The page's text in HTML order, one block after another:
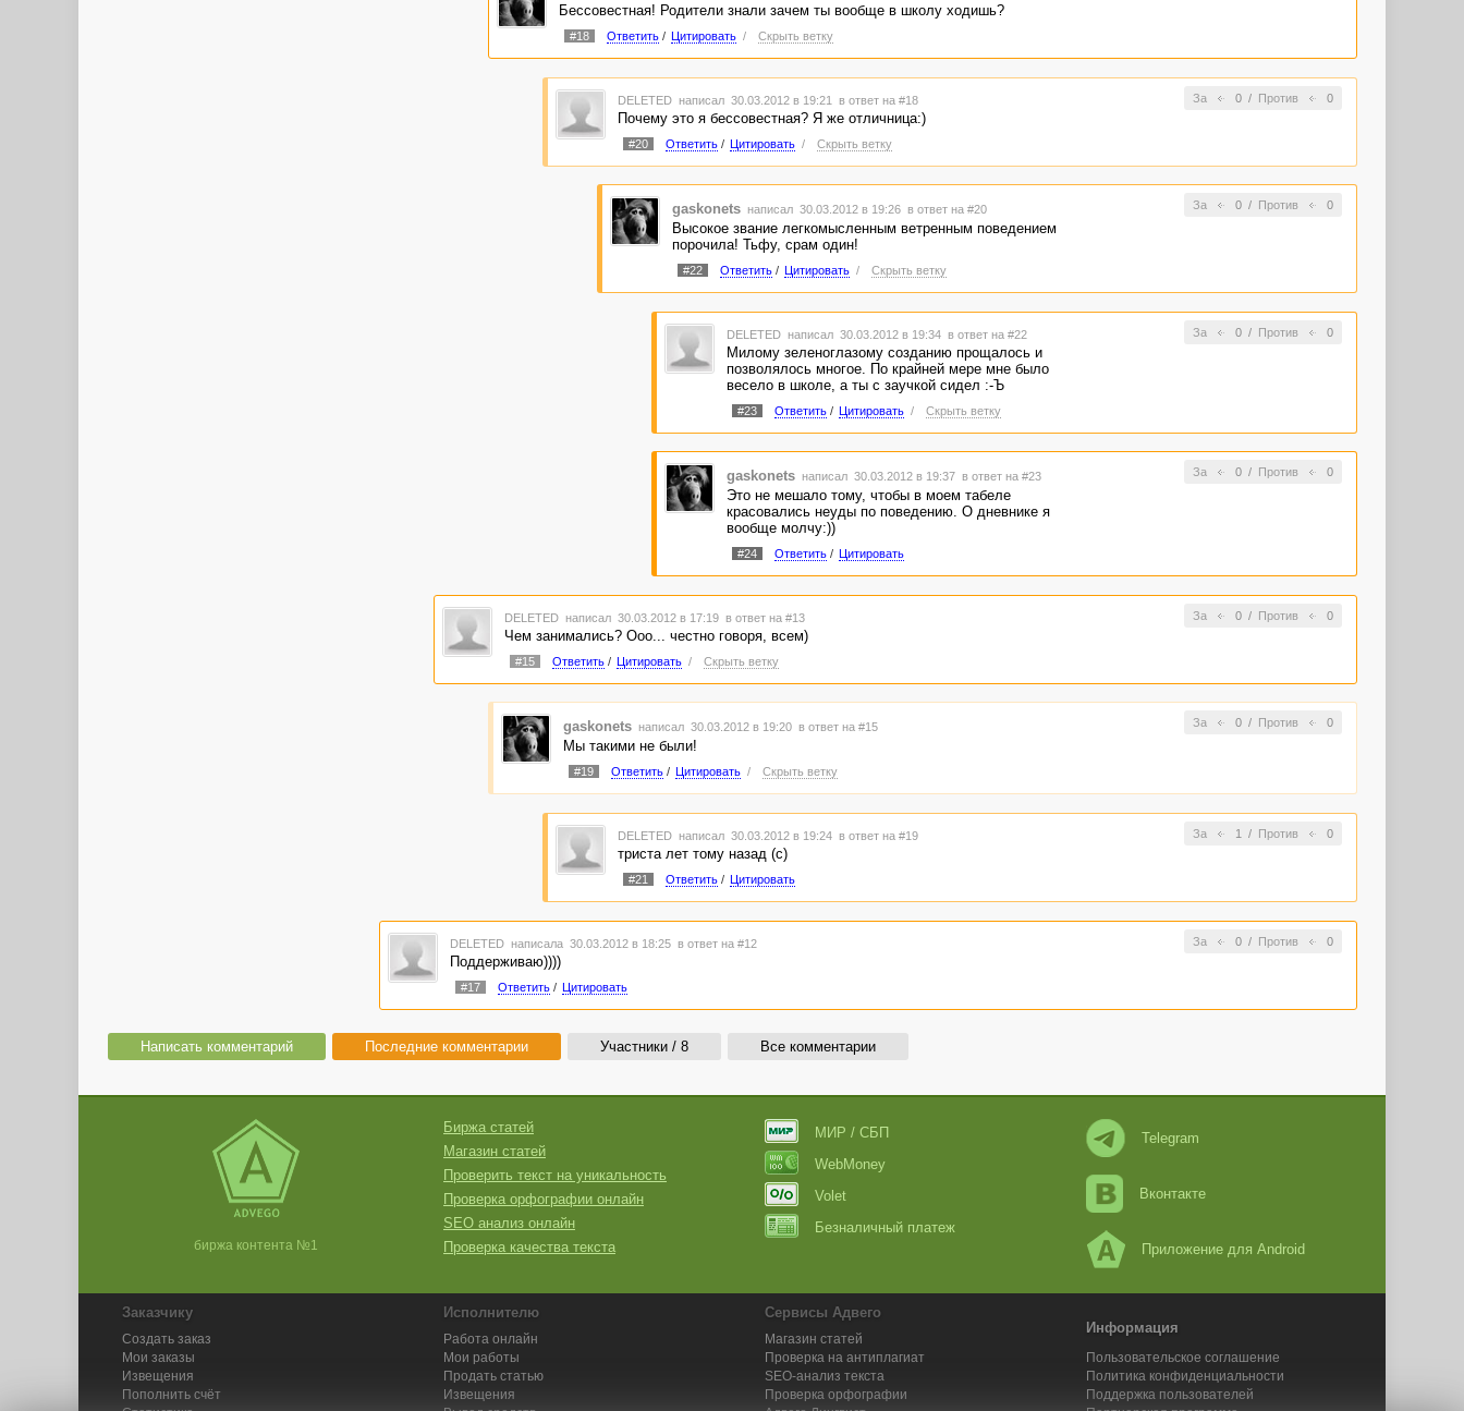
Бессовестная! Родители знали зачем ты вообще в школу ходишь?
#18 Ответить/ Цитировать / Скрыть ветку
За 0/ Против 0
DELETED написал 30.03.2012 в 19:21 в ответ на #18
Почему это я бессовестная? Я же отличница:)
#20 Ответить/ Цитировать / Скрыть ветку
За 0/ Против 0
gaskonets написал 30.03.2012 в 19:26 в ответ на #20
Высокое звание легкомысленным ветренным поведением
порочила! Тьфу, срам один!
#22 Ответить/ Цитировать / Скрыть ветку
За 0/ Против 0
DELETED написал 30.03.2012 в 19:34 в ответ на #22
Милому зеленоглазому созданию прощалось и
позволялось многое. По крайней мере мне было
весело в школе, а ты с заучкой сидел :-Ъ
#23 Ответить/ Цитировать / Скрыть ветку
За 0/ Против 0
gaskonets написал 30.03.2012 в 19:37 в ответ на #23
Это не мешало тому, чтобы в моем табеле
красовались неуды по поведению. О дневнике я
вообще молчу:))
#24 Ответить/ Цитировать
За 0/ Против 0
DELETED написал 30.03.2012 в 17:19 в ответ на #13
Чем занимались? Ооо... честно говоря, всем)
#15 Ответить/ Цитировать / Скрыть ветку
За 0/ Против 0
gaskonets написал 30.03.2012 в 19:20 в ответ на #15
Мы такими не были!
#19 Ответить/ Цитировать / Скрыть ветку
За 1 / Против 0
DELETED написал 30.03.2012 в 19:24 в ответ на #19
триста лет тому назад (с)
#21 Ответить/ Цитировать
За 0/ Против 0
DELETED написала 30.03.2012 в 18:25 в ответ на #12
Поддерживаю))))
#17 Ответить/ Цитировать
Написать комментарий Последние комментарии Участники / 8 Все комментарии
биржа контента №1
Биржа статей
Магазин статей
Проверить текст на уникальность
Проверка орфографии онлайн
SEO анализ онлайн
Проверка качества текста
МИР / СБП
WebMoney
Volet
Безналичный платеж
Telegram
Вконтакте
Приложение для Android
Заказчику
Создать заказ
Мои заказы
Извещения
Пополнить счёт
Исполнителю
Работа онлайн
Мои работы
Продать статью
Извещения
Сервисы Адвего
Магазин статей
Проверка на антиплагиат
SEO-анализ текста
Проверка орфографии
Информация
Пользовательское соглашение
Политика конфиденциальности
Поддержка пользователей